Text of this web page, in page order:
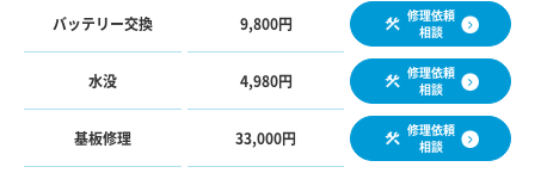
バッテリー交換 9,800円
修理依頼
相談
水没 4,980円
修理依頼
相談
基板修理 33,000円
修理依頼
相談